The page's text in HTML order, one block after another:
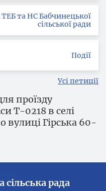
ТЕБ та НС Бабчинецької
сільської ради
Події
Усі петиції
проїзду
Т-0218 в селі
вулиці Гірська 60-
рада